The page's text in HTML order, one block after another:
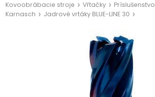
Kovoobrábacie stroje Vŕtačky Príslušenstvo
Karnasch
Jadrové vrtáky BLUE-LINE 30